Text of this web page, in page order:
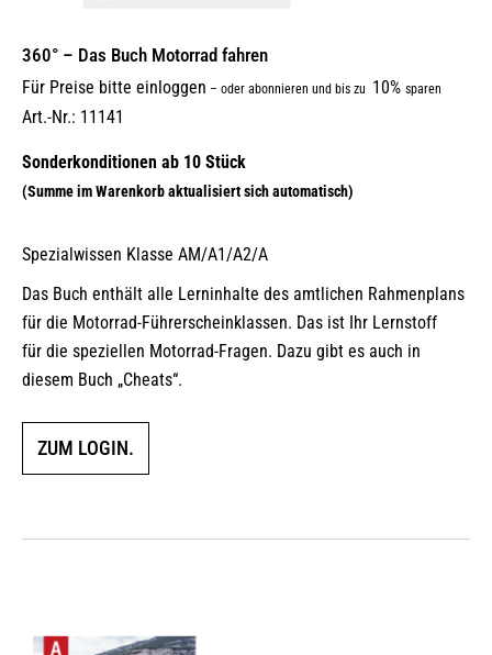
360° – Das Buch Motorrad fahren
Für Preise bitte einloggen – oder abonnieren und bis zu 10% sparen
Art.-Nr.: 11141
Spezialwissen Klasse AM/A1/A2/A
Das Buch enthält alle Lerninhalte des amtlichen Rahmenplans
für die Motorrad-Führerscheinklassen. Das ist Ihr Lernstoff
für die speziellen Motorrad-Fragen. Dazu gibt es auch in
diesem Buch „Cheats“.
ZUM LOGIN.